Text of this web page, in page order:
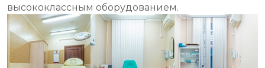
высококлассным оборудованием.